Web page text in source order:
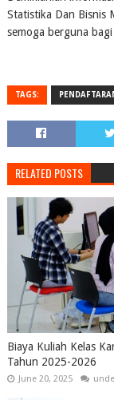
Statistika Dan Bisnis
semoga berguna
TAGS:
RELATED POSTS
Biaya Kuliah Kelas
Tahun 2025-2026
June 20, 2025